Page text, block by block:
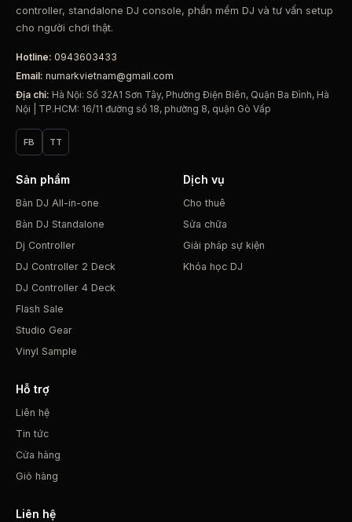
controller, standalone DJ console, phần mềm DJ và tư vấn setup
cho người chơi thật.
Hotline: 0943603433
Email: numarkvietnam@gmail.com
Địa chỉ: Hà Nội: Số 32A1 Sơn Tây, Phường Điện Biên, Quận Ba Đình, Hà
Nội | TP.HCM: 16/11 đường số 18, phường 8, quận Gò Vấp
FB TT
Sản phẩm
Bàn DJ All-in-one
Bàn DJ Standalone
Dj Controller
DJ Controller 2 Deck
DJ Controller 4 Deck
Flash Sale
Studio Gear
Vinyl Sample
Dịch vụ
Cho thuê
Sửa chữa
Giải pháp sự kiện
Khóa học DJ
Hỗ trợ
Liên hệ
Tin tức
Cửa hàng
Giỏ hàng
Liên hệ